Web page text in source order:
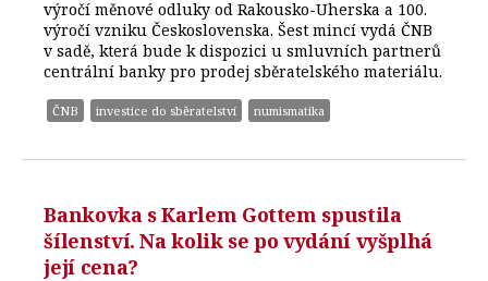
výročí měnové odluky od Rakousko-Uherska a 100.
výročí vzniku Československa. Šest mincí vydá ČNB
v sadě, která bude k dispozici u smluvních partnerů
centrální banky pro prodej sběratelského materiálu.
ČNB investice do sběratelství numismatika
Bankovka s Karlem Gottem spustila
šílenství. Na kolik se po vydání vyšplhá
její cena?